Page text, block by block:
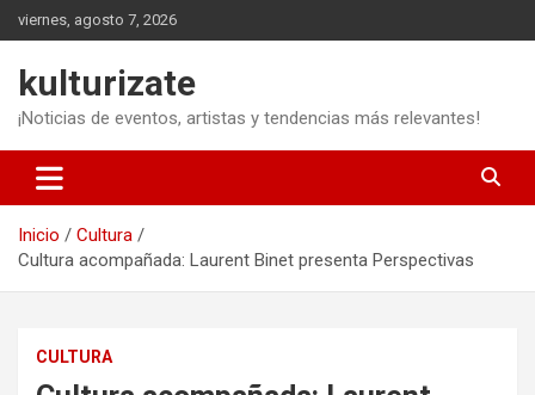
Saltar
al
viernes, agosto 7, 2026
kulturizate
¡Noticias de eventos, artistas y tendencias más relevantes!
Inicio
Cultura
Cultura acompañada: Laurent Binet presenta Perspectivas
CULTURA